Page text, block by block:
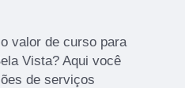
valor de curso para
Vista? Aqui você
de serviços